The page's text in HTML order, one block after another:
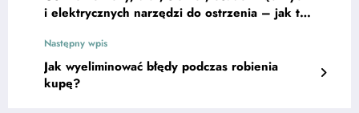
i elektrycznych narzędzi do ostrzenia – jak to
Następny wpis
Jak wyeliminować błędy podczas robienia
kupę?